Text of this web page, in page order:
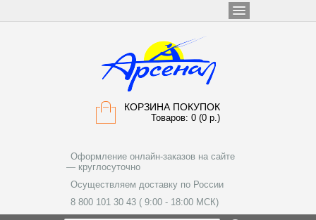
КОРЗИНА ПОКУПОК
Товаров: 0 (0 р.)
Оформление онлайн-заказов на сайте
— круглосуточно
Осуществляем доставку по России
8 800 101 30 43 ( 9:00 - 18:00 МСК)